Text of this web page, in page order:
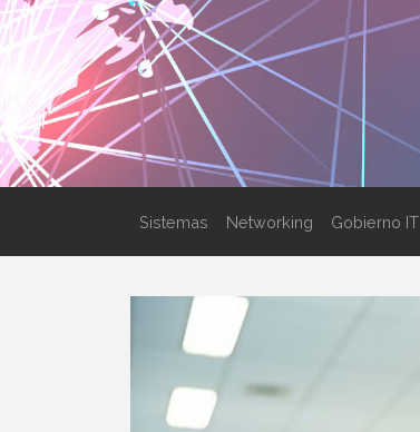
Sistemas Networking Gobierno IT